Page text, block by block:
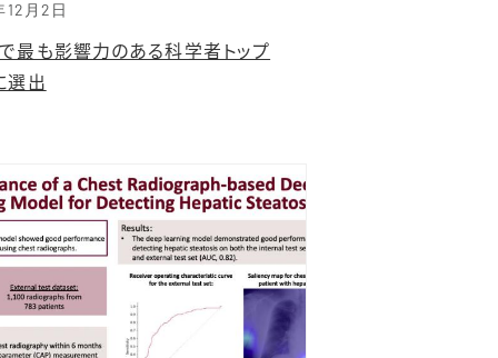
12月2日
最も影響力のある科学者トップ
選出